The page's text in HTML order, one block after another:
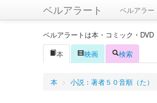
ベルアラート ベルアラー
ベルアラートは本・コミック・
本
映画 検索
本 > 小説：著者５０音順（た）